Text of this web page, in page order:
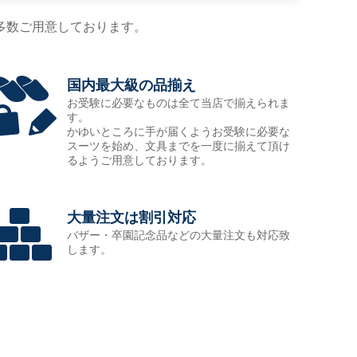
ご用意しております。
国内最大級の品揃え
お受験に必要なものは全て当店で揃えられま
す。
かゆいところに手が届くようお受験に必要な
スーツを始め、文具までを一度に揃えて頂け
るようご用意しております。
大量注文は割引対応
バザー・卒園記念品などの大量注文も対応致
します。